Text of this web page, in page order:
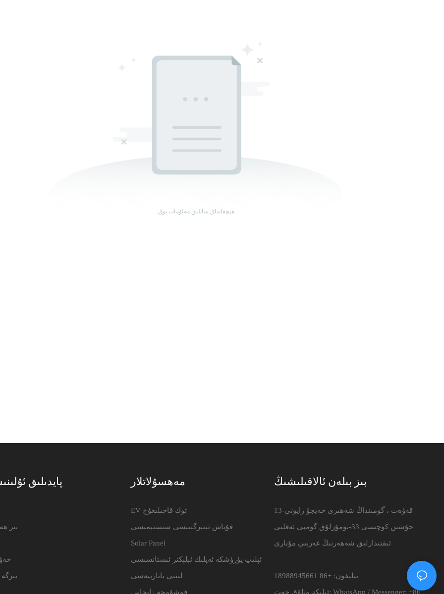
ھېچقانداق سانلىق مەلۇمات يوق
پايدىلىق
بىز
مەھسۇلاتلار
EV توك قاچىلىغۇچ
قۇياش ئېنېرگىيىسى سىستېمىسى
Solar Panel
ئېلىپ يۈرۈشكە ئەپلىك ئېلېكتر ئىستانسىسى
لىتىي باتارېيەسى
قوشۇمچە زاپچاس
بىز بىلەن ئالاقىلىشىڭ
13-قەۋەت ، گومىنداڭ شەھىرى خەيجۇ رايونى
جۇشىن كوچىسى 33-نومۇرلۇق گومېي ئەقلىي
ئىقتىدارلىق شەھەرنىڭ غەربىي مۇنارى
تېلېفون: +86 18988945661
ئېلېكترونلۇق خەت: WhatsApp / Messenger: +86